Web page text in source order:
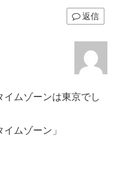
返信
ムゾーンは東京でし
ムゾーン」